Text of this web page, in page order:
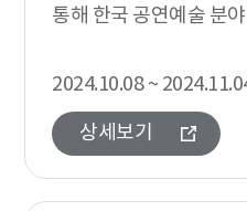
통해 한국 공연예술 분
크(IETM,
2024.10.08 ~
상세보기